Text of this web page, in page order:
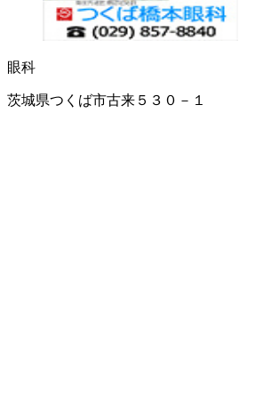
眼科
茨城県つくば市古来５３０－１